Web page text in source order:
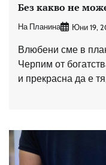
Без какво не
На Планина Юни 19,
Влюбени сме в
Черпим от
и прекрасна да е